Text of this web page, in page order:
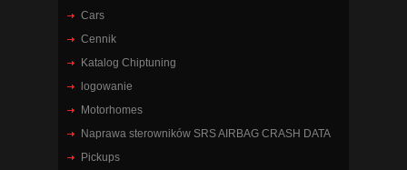
Cars
Cennik
Katalog Chiptuning
logowanie
Motorhomes
Naprawa sterowników SRS AIRBAG CRASH DATA
Pickups